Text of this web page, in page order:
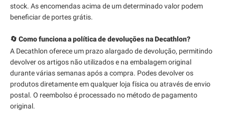
stock. As encomendas acima de um determinado valor podem
beneficiar de portes grátis.
🔄 Como funciona a política de devoluções na Decathlon?
A Decathlon oferece um prazo alargado de devolução, permitindo
devolver os artigos não utilizados e na embalagem original
durante várias semanas após a compra. Podes devolver os
produtos diretamente em qualquer loja física ou através de envio
postal. O reembolso é processado no método de pagamento
original.